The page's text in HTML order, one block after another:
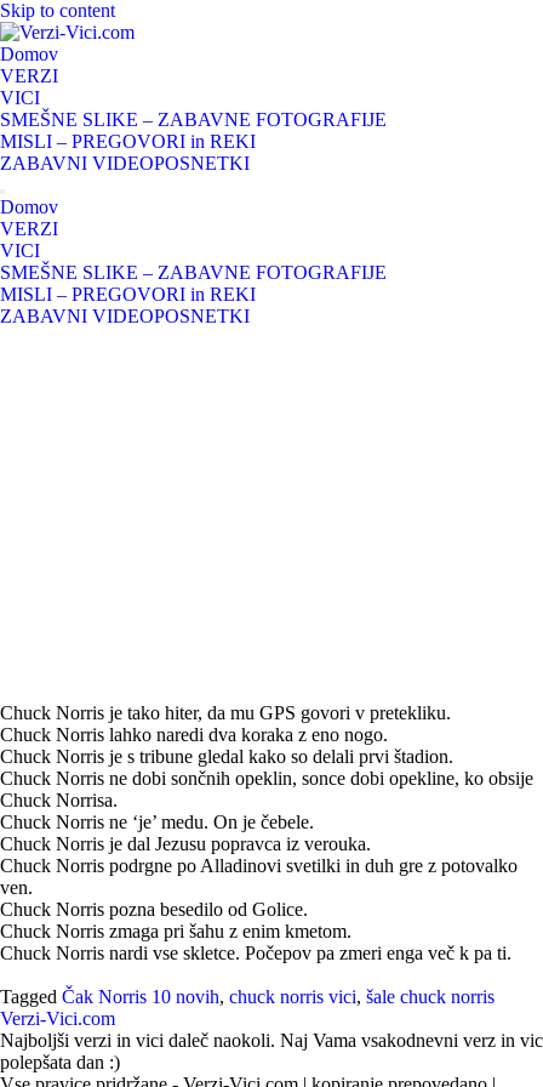
Skip to content
Domov
VERZI
VICI
SMEŠNE SLIKE – ZABAVNE FOTOGRAFIJE
MISLI – PREGOVORI in REKI
ZABAVNI VIDEOPOSNETKI
Domov
VERZI
VICI
SMEŠNE SLIKE – ZABAVNE FOTOGRAFIJE
MISLI – PREGOVORI in REKI
ZABAVNI VIDEOPOSNETKI
Chuck Norris je tako hiter, da mu GPS govori v pretekliku.
Chuck Norris lahko naredi dva koraka z eno nogo.
Chuck Norris je s tribune gledal kako so delali prvi štadion.
Chuck Norris ne dobi sončnih opeklin, sonce dobi opekline, ko obsije
Chuck Norrisa.
Chuck Norris ne ‘je’ medu. On je čebele.
Chuck Norris je dal Jezusu popravca iz verouka.
Chuck Norris podrgne po Alladinovi svetilki in duh gre z potovalko
ven.
Chuck Norris pozna besedilo od Golice.
Chuck Norris zmaga pri šahu z enim kmetom.
Chuck Norris nardi vse skletce. Počepov pa zmeri enga več k pa ti.
Tagged Čak Norris 10 novih, chuck norris vici, šale chuck norris
Verzi-Vici.com
Najboljši verzi in vici daleč naokoli. Naj Vama vsakodnevni verz in vic
polepšata dan :)